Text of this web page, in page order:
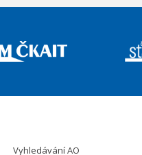
Vyhledávání AO